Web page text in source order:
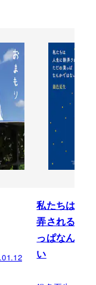
私たちは人
弄されるた
っぱなんか
い